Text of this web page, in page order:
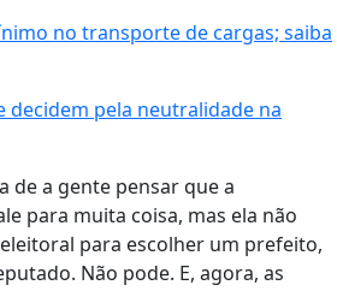
no transporte de cargas; saiba
decidem pela neutralidade na
de a gente pensar que a
para muita coisa, mas ela não
para escolher um prefeito,
Não pode. E, agora, as